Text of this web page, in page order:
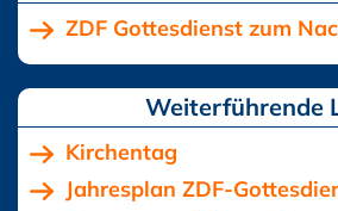
ZDF Gottesdienst zum
Kirchentag
Jahresplan ZDF-